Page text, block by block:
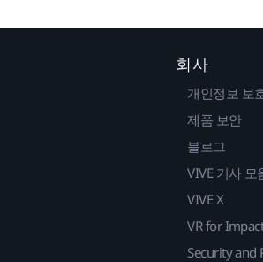
회사
개인정보 보
제품 보안
블로그
VIVE 기사 모
VIVE X
VR for
Security and